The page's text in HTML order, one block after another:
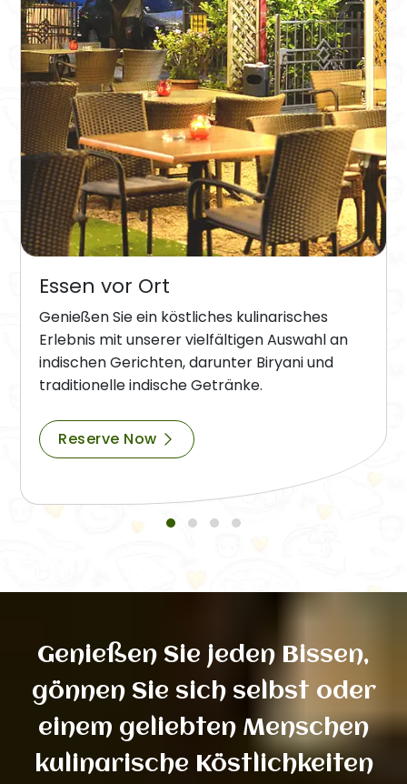
Essen vor Ort
Genießen Sie ein köstliches kulinarisches
Erlebnis mit unserer vielfältigen Auswahl an
indischen Gerichten, darunter Biryani und
traditionelle indische Getränke.
Reserve Now
Genießen Sie jeden Bissen,
gönnen Sie sich selbst oder
einem geliebten Menschen
kulinarische Köstlichkeiten